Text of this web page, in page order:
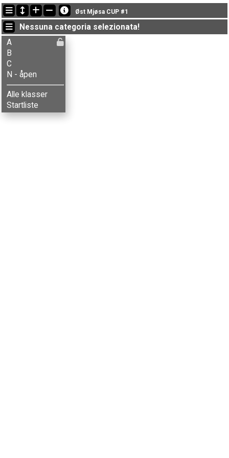
Ultimi aggiornamenti
19:29:08: Nikolai G. Wikstrøm (N - åpen) è arrivato con il tempo: 26:33 (8)
19:25:40: Nikolai G. Wikstrøm ( N - åpen) è arrivato con il tempo: 26:33 (8)
19:24:40: Brede Krogstie (B) got new status: SQ
Øst Mjøsa CUP #1
Nessuna categoria selezionata!
A
B
C
N - åpen
Alle klasser
Startliste